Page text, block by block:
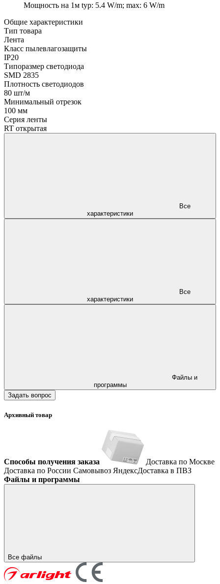
Мощность на 1м typ: 5.4 W/m; max: 6 W/m
Общие характеристики
Тип товара
Лента
Класс пылевлагозащиты
IP20
Типоразмер светодиода
SMD 2835
Плотность светодиодов
80 шт/м
Минимальный отрезок
100 мм
Серия ленты
RT открытая
характеристики
характеристики
программы
Задать вопрос
Архивный товар
Способы получения заказа
Доставка по Москве
Доставка по России Самовывоз ЯндексДоставка в ПВЗ
Файлы и программы
Все файлы